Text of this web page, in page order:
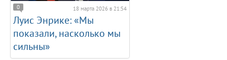
0 18 марта 2026 в 21:54
Луис Энрике: «Мы
показали, насколько мы
сильны»